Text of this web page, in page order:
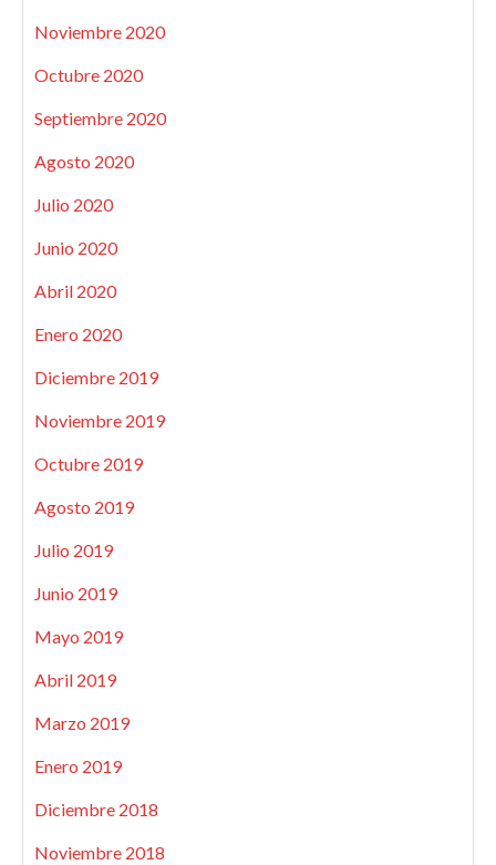
Noviembre 2020
Octubre 2020
Septiembre 2020
Agosto 2020
Julio 2020
Junio 2020
Abril 2020
Enero 2020
Diciembre 2019
Noviembre 2019
Octubre 2019
Agosto 2019
Julio 2019
Junio 2019
Mayo 2019
Abril 2019
Marzo 2019
Enero 2019
Diciembre 2018
Noviembre 2018